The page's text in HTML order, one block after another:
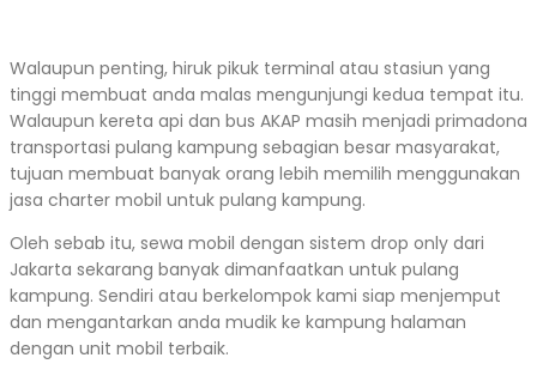
Walaupun penting, hiruk pikuk terminal atau stasiun yang
tinggi membuat anda malas mengunjungi kedua tempat itu.
Walaupun kereta api dan bus AKAP masih menjadi primadona
transportasi pulang kampung sebagian besar masyarakat,
tujuan membuat banyak orang lebih memilih menggunakan
jasa charter mobil untuk pulang kampung.
Oleh sebab itu, sewa mobil dengan sistem drop only dari
Jakarta sekarang banyak dimanfaatkan untuk pulang
kampung. Sendiri atau berkelompok kami siap menjemput
dan mengantarkan anda mudik ke kampung halaman
dengan unit mobil terbaik.